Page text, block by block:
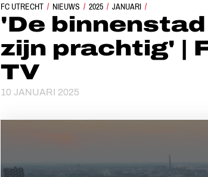
FC UTRECHT NIEUWS 2025 JANUARI
'DE BINNENSTAD EN DE DOM ZIJN PRACHTIG' | FC
'De
zijn prachtig' |
TV
10 JANUARI 2025